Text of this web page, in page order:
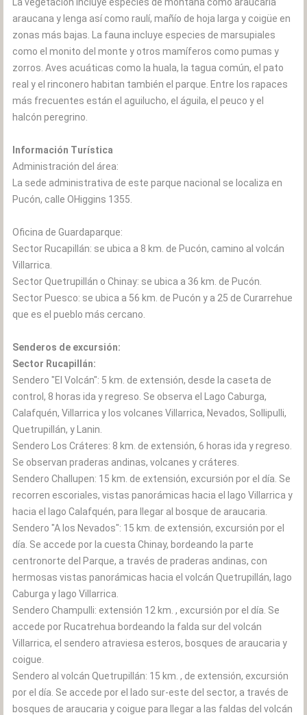
araucana y lenga así como raulí, mañío de hoja larga y coigüe en
zonas más bajas. La fauna incluye especies de marsupiales
como el monito del monte y otros mamíferos como pumas y
zorros. Aves acuáticas como la huala, la tagua común, el pato
real y el rinconero habitan también el parque. Entre los rapaces
más frecuentes están el aguilucho, el águila, el peuco y el
halcón peregrino.
Información Turística
Administración del área:
La sede administrativa de este parque nacional se localiza en
Pucón, calle OHiggins 1355.
Oficina de Guardaparque:
Sector Rucapillán: se ubica a 8 km. de Pucón, camino al volcán
Villarrica.
Sector Quetrupillán o Chinay: se ubica a 36 km. de Pucón.
Sector Puesco: se ubica a 56 km. de Pucón y a 25 de Curarrehue
que es el pueblo más cercano.
Senderos de excursión:
Sector Rucapillán:
Sendero "El Volcán": 5 km. de extensión, desde la caseta de
control, 8 horas ida y regreso. Se observa el Lago Caburga,
Calafquén, Villarrica y los volcanes Villarrica, Nevados, Sollipulli,
Quetrupillán, y Lanin.
Sendero Los Cráteres: 8 km. de extensión, 6 horas ida y regreso.
Se observan praderas andinas, volcanes y cráteres.
Sendero Challupen: 15 km. de extensión, excursión por el día. Se
recorren escoriales, vistas panorámicas hacia el lago Villarrica y
hacia el lago Calafquén, para llegar al bosque de araucaria.
Sendero "A los Nevados": 15 km. de extensión, excursión por el
día. Se accede por la cuesta Chinay, bordeando la parte
centronorte del Parque, a través de praderas andinas, con
hermosas vistas panorámicas hacia el volcán Quetrupillán, lago
Caburga y lago Villarrica.
Sendero Champulli: extensión 12 km. , excursión por el día. Se
accede por Rucatrehua bordeando la falda sur del volcán
Villarrica, el sendero atraviesa esteros, bosques de araucaria y
coigue.
Sendero al volcán Quetrupillán: 15 km. , de extensión, excursión
por el día. Se accede por el lado sur-este del sector, a través de
bosques de araucaria y coigue para llegar a las faldas del volcán